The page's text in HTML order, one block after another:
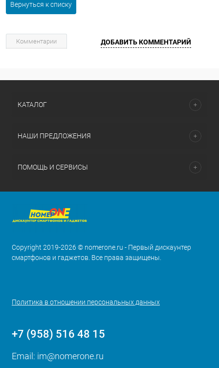
Вернуться к списку
Комментарии ДОБАВИТЬ КОММЕНТАРИЙ
КАТАЛОГ
НАШИ ПРЕДЛОЖЕНИЯ
ПОМОЩЬ И СЕРВИСЫ
Copyright 2019-2026 © nomerone.ru - Первый дискаунтер
смартфонов и гаджетов. Все права защищены.
Политика в отношении персональных данных
+7 (958) 516 48 15
Email: im@nomerone.ru